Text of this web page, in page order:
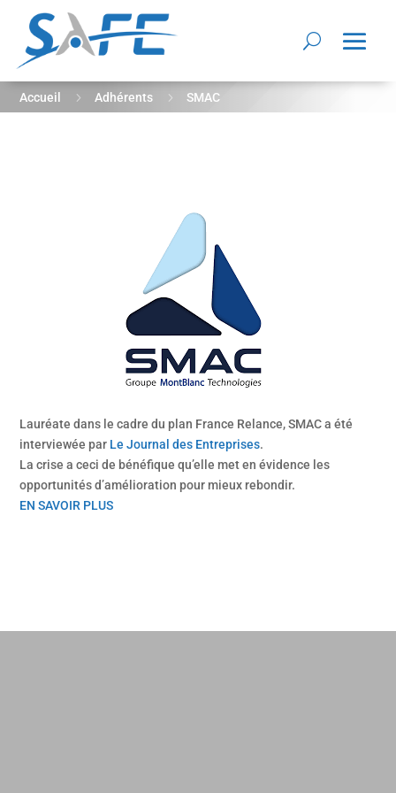
Accueil 5 Adhérents 5 SMAC
Lauréate dans le cadre du plan France Relance, SMAC a été
interviewée par Le Journal des Entreprises.
La crise a ceci de bénéfique qu’elle met en évidence les
opportunités d’amélioration pour mieux rebondir.
EN SAVOIR PLUS